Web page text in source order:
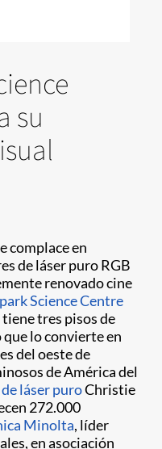
su
complace en
de láser puro RGB
renovado cine
Science Centre
tres pisos de
lo convierte en
del oeste de
de América del
láser puroChristie
272.000
Minolta, líder
en asociación